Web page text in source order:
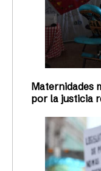
Maternidades
por la justicia